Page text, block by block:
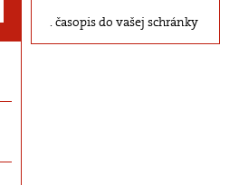
časopis do vašej schránky